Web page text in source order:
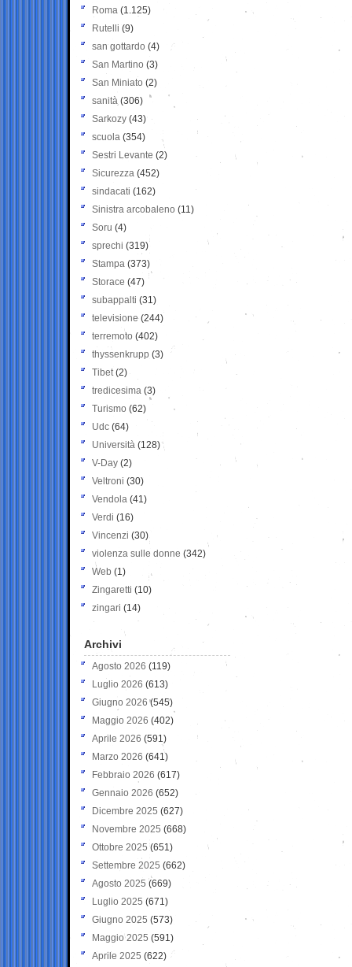
Roma (1.125)
Rutelli (9)
san gottardo (4)
San Martino (3)
San Miniato (2)
sanità (306)
Sarkozy (43)
scuola (354)
Sestri Levante (2)
Sicurezza (452)
sindacati (162)
Sinistra arcobaleno (11)
Soru (4)
sprechi (319)
Stampa (373)
Storace (47)
subappalti (31)
televisione(244)
terremoto (402)
thyssenkrupp (3)
Tibet(2)
tredicesima (3)
Turismo (62)
Udc (64)
Università (128)
V-Day (2)
Veltroni (30)
Vendola (41)
Verdi (16)
Vincenzi (30)
violenza sulle donne (342)
Web (1)
Zingaretti (10)
zingari (14)
Archivi
Agosto 2026 (119)
Luglio 2026 (613)
Giugno 2026 (545)
Maggio 2026 (402)
Aprile 2026 (591)
Marzo 2026 (641)
Febbraio 2026 (617)
Gennaio 2026 (652)
Dicembre 2025 (627)
Novembre 2025 (668)
Ottobre 2025 (651)
Settembre 2025 (662)
Agosto 2025 (669)
Luglio 2025 (671)
Giugno 2025 (573)
Maggio 2025 (591)
Aprile 2025 (622)